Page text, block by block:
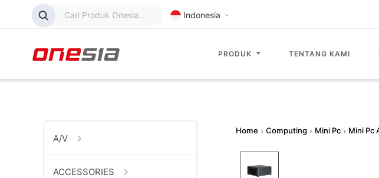
Cari Produk Onesia... Indonesia
PRODUK TENTANG KAMI
Home › Computing › Mini Pc › Mini Pc
A/V
ACCESSORIES